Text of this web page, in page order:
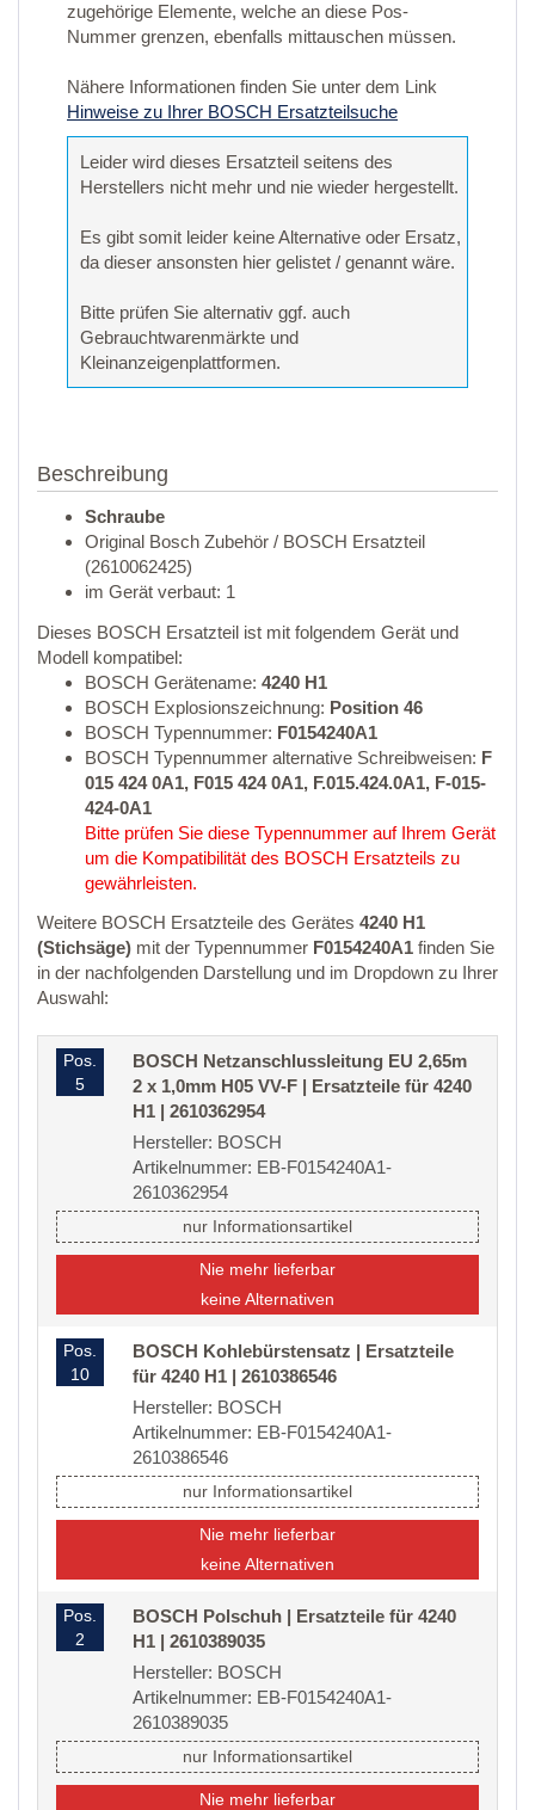
zugehörige Elemente, welche an diese Pos-
Nummer grenzen, ebenfalls mittauschen müssen.
Nähere Informationen finden Sie unter dem Link
Hinweise zu Ihrer BOSCH Ersatzteilsuche
Leider wird dieses Ersatzteil seitens des
Herstellers nicht mehr und nie wieder hergestellt.
Es gibt somit leider keine Alternative oder Ersatz,
da dieser ansonsten hier gelistet / genannt wäre.
Bitte prüfen Sie alternativ ggf. auch
Gebrauchtwarenmärkte und
Kleinanzeigenplattformen.
Beschreibung
Schraube
Original Bosch Zubehör / BOSCH Ersatzteil
(2610062425)
im Gerät verbaut: 1
Dieses BOSCH Ersatzteil ist mit folgendem Gerät und
Modell kompatibel:
BOSCH Gerätename: 4240 H1
BOSCH Explosionszeichnung: Position 46
BOSCH Typennummer: F0154240A1
BOSCH Typennummer alternative Schreibweisen: F
015 424 0A1, F015 424 0A1, F.015.424.0A1, F-015-
424-0A1
Bitte prüfen Sie diese Typennummer auf Ihrem Gerät
um die Kompatibilität des BOSCH Ersatzteils zu
gewährleisten.
Weitere BOSCH Ersatzteile des Gerätes 4240 H1
(Stichsäge) mit der Typennummer F0154240A1 finden Sie
in der nachfolgenden Darstellung und im Dropdown zu Ihrer
Auswahl:
Pos.
5
BOSCH Netzanschlussleitung EU 2,65m
2 x 1,0mm H05 VV-F | Ersatzteile für 4240
H1 | 2610362954
Hersteller: BOSCH
Artikelnummer: EB-F0154240A1-
2610362954
nur Informationsartikel
Nie mehr lieferbar
keine Alternativen
Pos.
10
BOSCH Kohlebürstensatz | Ersatzteile
für 4240 H1 | 2610386546
Hersteller: BOSCH
Artikelnummer: EB-F0154240A1-
2610386546
nur Informationsartikel
Nie mehr lieferbar
keine Alternativen
Pos.
2
BOSCH Polschuh | Ersatzteile für 4240
H1 | 2610389035
Hersteller: BOSCH
Artikelnummer: EB-F0154240A1-
2610389035
nur Informationsartikel
Nie mehr lieferbar